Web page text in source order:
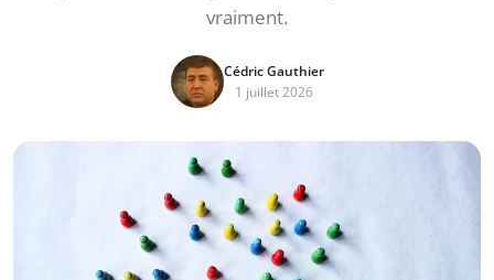
vraiment.
Cédric Gauthier
1 juillet 2026